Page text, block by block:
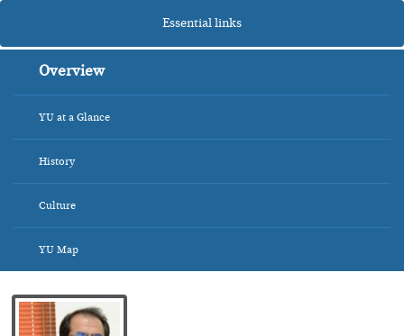
Essential links
Overview
YU at a Glance
History
Culture
YU Map